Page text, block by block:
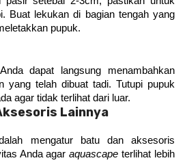
Buat lekukan di bagian tengah yang
pupuk.
dapat langsung menambahkan
yang telah dibuat tadi. Tutupi pupuk
agar tidak terlihat dari luar.
Lainnya
mengatur batu dan aksesoris
Anda agar aquascape terlihat lebih